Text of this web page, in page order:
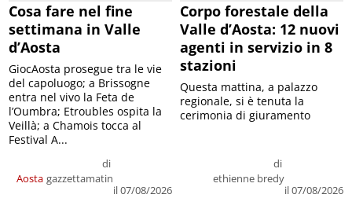
Cosa fare nel fine
settimana in Valle
d’Aosta
Aosta
di
gazzettamatin
il 07/08/2026
GiocAosta prosegue tra le vie
del capoluogo; a Brissogne
entra nel vivo la Feta de
l’Oumbra; Etroubles ospita la
Veillà; a Chamois tocca al
Festival A...
Corpo forestale della
Valle d’Aosta: 12 nuovi
agenti in servizio in 8
stazioni
di
ethienne bredy
il 07/08/2026
Questa mattina, a palazzo
regionale, si è tenuta la
cerimonia di giuramento